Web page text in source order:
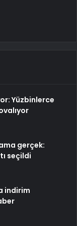
Yüzbinlerce
gerçek:
seçildi
indirim